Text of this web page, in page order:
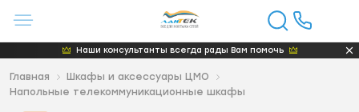
Наши консультанты всегда рады Вам помочь
Главная
Шкафы и аксессуары ЦМО
Напольные телекоммуникационные шкафы